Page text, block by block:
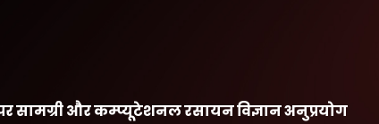
सामग्री और कम्प्यूटेशनल रसायन विज्ञान अनुप्रयोग